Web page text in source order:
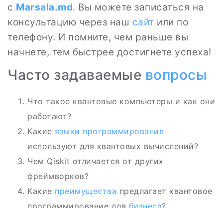
с Marsala.md. Вы можете записаться на
консультацию через наш сайт или по
телефону. И помните, чем раньше вы
начнете, тем быстрее достигнете успеха!
Часто задаваемые вопросы
Что такое квантовые компьютеры и как они
работают?
Какие языки программирования
используют для квантовых вычислений?
Чем Qiskit отличается от других
фреймворков?
Какие преимущества предлагает квантовое
программирование для бизнеса?